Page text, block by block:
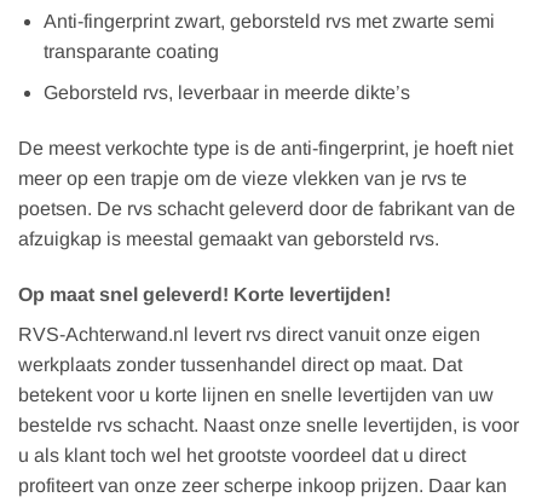
Anti-fingerprint zwart, geborsteld rvs met zwarte semi
transparante coating
Geborsteld rvs, leverbaar in meerde dikte’s
De meest verkochte type is de anti-fingerprint, je hoeft niet
meer op een trapje om de vieze vlekken van je rvs te
poetsen. De rvs schacht geleverd door de fabrikant van de
afzuigkap is meestal gemaakt van geborsteld rvs.
Op maat snel geleverd! Korte levertijden!
RVS-Achterwand.nl levert rvs direct vanuit onze eigen
werkplaats zonder tussenhandel direct op maat. Dat
betekent voor u korte lijnen en snelle levertijden van uw
bestelde rvs schacht. Naast onze snelle levertijden, is voor
u als klant toch wel het grootste voordeel dat u direct
profiteert van onze zeer scherpe inkoop prijzen. Daar kan